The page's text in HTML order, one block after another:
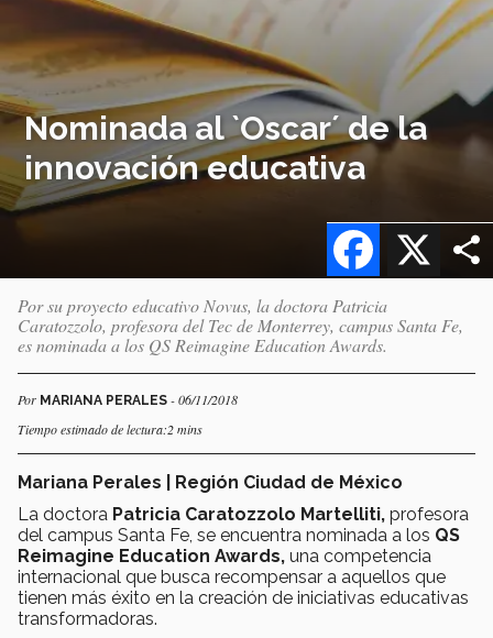
Nominada al `Oscar´ de la
innovación educativa
X
Facebook
Por su proyecto educativo Novus, la doctora Patricia
Caratozzolo, profesora del Tec de Monterrey, campus Santa Fe,
es nominada a los QS Reimagine Education Awards.
Por MARIANA PERALES - 06/11/2018
Tiempo estimado de lectura:2 mins
Mariana Perales | Región Ciudad de México
La doctora Patricia Caratozzolo Martelliti, profesora
del campus Santa Fe, se encuentra nominada a los QS
Reimagine Education Awards, una competencia
internacional que busca recompensar a aquellos que
tienen más éxito en la creación de iniciativas educativas
transformadoras.